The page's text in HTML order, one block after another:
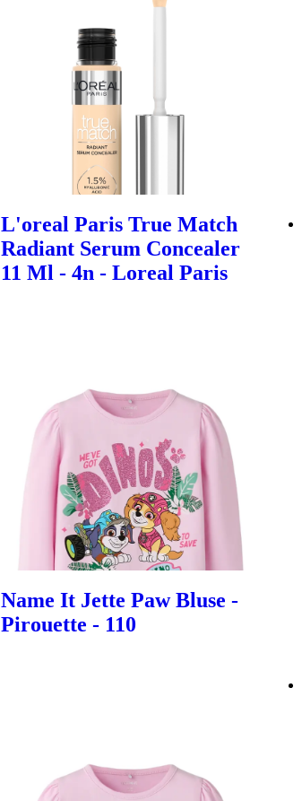
L'oreal Paris True Match
Radiant Serum Concealer
11 Ml - 4n - Loreal Paris
Name It Jette Paw Bluse -
Pirouette - 110